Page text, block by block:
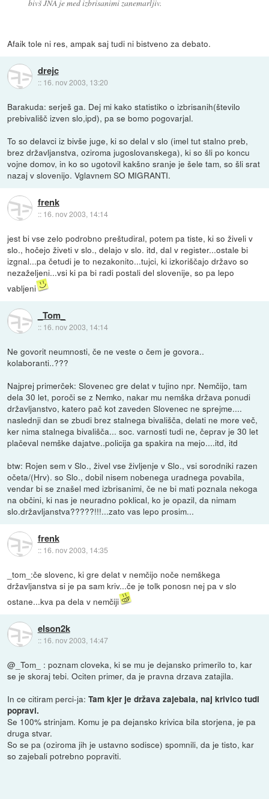
bivš JNA je med izbrisanimi zanemarljiv.
Afaik tole ni res, ampak saj tudi ni bistveno za debato.
drejc
:: 16. nov 2003, 13:20
Barakuda: serješ ga. Dej mi kako statistiko o izbrisanih(število
prebivališč izven slo,ipd), pa se bomo pogovarjal.
To so delavci iz bivše juge, ki so delal v slo (imel tut stalno preb,
brez državljanstva, oziroma jugoslovanskega), ki so šli po koncu
vojne domov, in ko so ugotovil kakšno sranje je šele tam, so šli srat
nazaj v slovenijo. Vglavnem SO MIGRANTI.
frenk
:: 16. nov 2003, 14:14
jest bi vse zelo podrobno preštudiral, potem pa tiste, ki so živeli v
slo., hočejo živeti v slo., delajo v slo. itd, dal v register...ostale bi
izgnal...pa četudi je to nezakonito...tujci, ki izkoriščajo državo so
nezaželjeni...vsi ki pa bi radi postali del slovenije, so pa lepo
vabljeni
_Tom_
:: 16. nov 2003, 14:14
Ne govorit neumnosti, če ne veste o čem je govora..
kolaboranti..???
Najprej primerček: Slovenec gre delat v tujino npr. Nemčijo, tam
dela 30 let, poroči se z Nemko, nakar mu nemška država ponudi
državljanstvo, katero pač kot zaveden Slovenec ne sprejme....
naslednji dan se zbudi brez stalnega bivališča, delati ne more več,
ker nima stalnega bivališča... soc. varnosti tudi ne, čeprav je 30 let
plačeval nemške dajatve..policija ga spakira na mejo....itd, itd
btw: Rojen sem v Slo., živel vse življenje v Slo., vsi sorodniki razen
očeta/(Hrv). so Slo., dobil nisem nobenega uradnega povabila,
vendar bi se znašel med izbrisanimi, če ne bi mati poznala nekoga
na občini, ki nas je neuradno poklical, ko je opazil, da nimam
slo.državljanstva?????!!!...zato vas lepo prosim...
frenk
:: 16. nov 2003, 14:35
_tom_:če slovenc, ki gre delat v nemčijo noče nemškega
državljanstva si je pa sam kriv...če je tolk ponosn nej pa v slo
ostane...kva pa dela v nemčiji
elson2k
:: 16. nov 2003, 14:47
@_Tom_ : poznam cloveka, ki se mu je dejansko primerilo to, kar
se je skoraj tebi. Ociten primer, da je pravna drzava zatajila.
In ce citiram perci-ja:Tam kjer je država zajebala, naj krivico tudi
popravi.
Se 100% strinjam. Komu je pa dejansko krivica bila storjena, je pa
druga stvar.
So se pa (oziroma jih je ustavno sodisce) spomnili, da je tisto, kar
so zajebali potrebno popraviti.